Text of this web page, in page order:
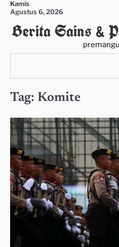
Skip
content
Kamis
Agustus 6, 2026
Berita Sains &
Tag: Komite